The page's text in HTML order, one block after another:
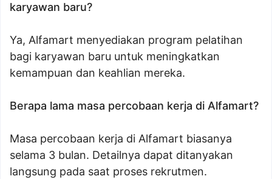
karyawan baru?
Ya, Alfamart menyediakan program pelatihan
bagi karyawan baru untuk meningkatkan
kemampuan dan keahlian mereka.
Berapa lama masa percobaan kerja di Alfamart?
Masa percobaan kerja di Alfamart biasanya
selama 3 bulan. Detailnya dapat ditanyakan
langsung pada saat proses rekrutmen.